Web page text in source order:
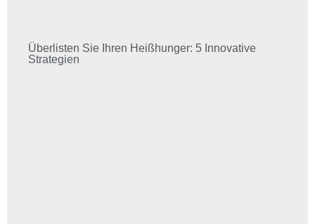
Überlisten Sie Ihren Heißhunger: 5 Innovative
Strategien